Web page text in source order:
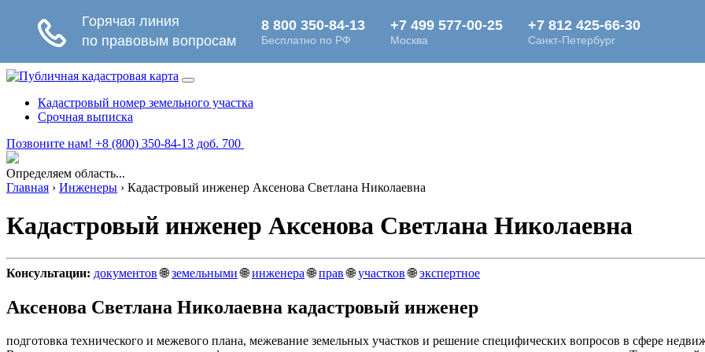
Кадастровый номер земельного участка
Срочная выписка
Позвоните нам! +8 (800) 350-84-13 доб. 700
Определяем область...
Главная › Инженеры › Кадастровый инженер Аксенова Светлана Николаевна
Кадастровый инженер Аксенова Светлана Николаевна
Консультации: документов🌐земельными🌐инженера🌐прав🌐участков🌐экспертное
Аксенова Светлана Николаевна кадастровый инженер
подготовка технического и межевого плана, межевание земельных участков и решение специфических вопросов в сфере